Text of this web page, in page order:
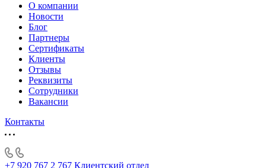
О компании
Новости
Блог
Партнеры
Сертификаты
Клиенты
Отзывы
Реквизиты
Сотрудники
Вакансии
Контакты
+7 920 767 2 767 Клиентский отдел